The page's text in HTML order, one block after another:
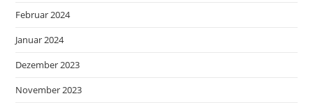
Februar 2024
Januar 2024
Dezember 2023
November 2023